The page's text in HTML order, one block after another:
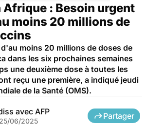
Afrique : Besoin urgent
moins 20 millions de
moins 20 millions de doses de
dans les six prochaines semaines
une deuxième dose à toutes les
reçu une première, a indiqué jeudi
de la Santé (OMS).
avec AFP
25/06/2025
Partager